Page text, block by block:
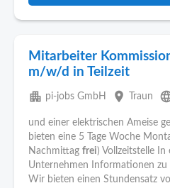
Mitarbeiter
m/w/d in Teilzeit
apartment pi-jobs GmbH place Traun
und einer elektrischen Ameise
bieten eine 5 Tage Woche
Nachmittag frei) Vollzeitstelle In
Unternehmen Informationen zu
Wir bieten einen Stundensatz